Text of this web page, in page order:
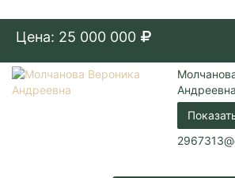
Цена: 25 000 000
Андреевна